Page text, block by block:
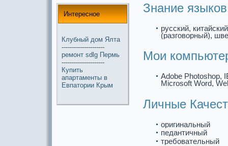
Интереснoе
Клубный дом Ялта
---------------------
ремонт sdlg Пермь
---------------------
Купить
апартаменты в
Евпатории Крым
Знание
русский,
(paзговорный),
Мои
Adobe Photoshop,
Microsoft Word,
Личные
оригинальный
педантичный
требовательный